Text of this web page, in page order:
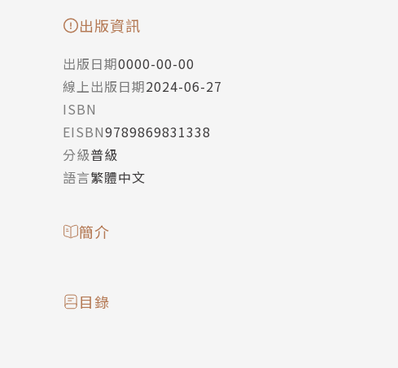
出版資訊
出版日期0000-00-00
線上出版日期2024-06-27
ISBN
EISBN9789869831338
分級普級
語言繁體中文
簡介
目錄